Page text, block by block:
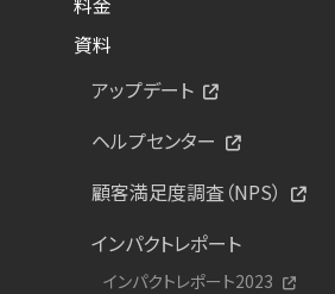
資料
アップデート
ヘルプセンター
顧客満足度調査（NPS）
インパクトレポート
インパクトレポート2023